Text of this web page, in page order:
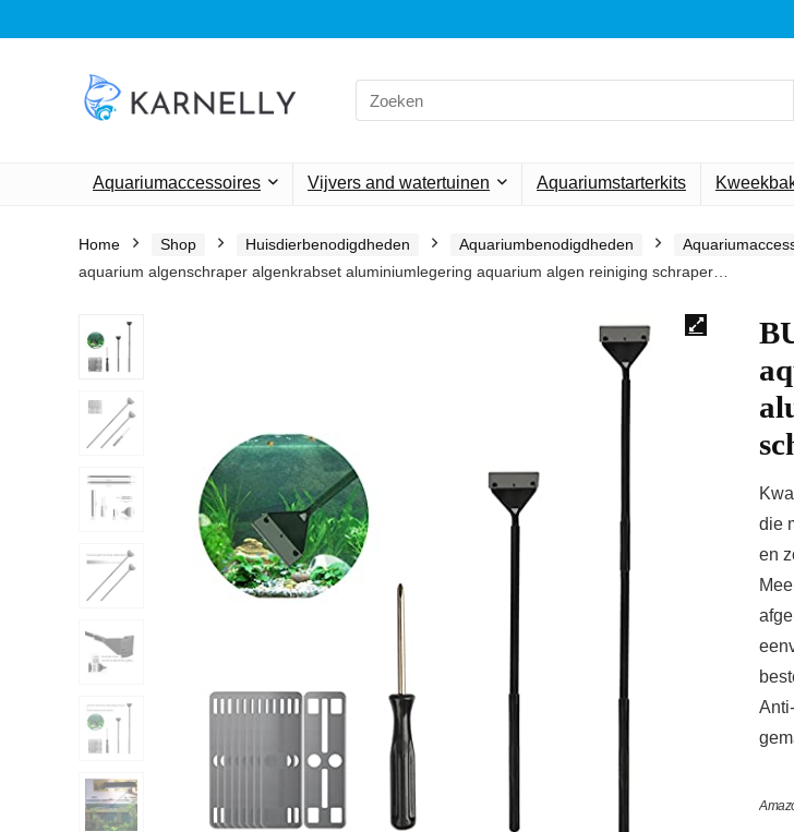
Search
for:
Aquariumaccessoires Vijvers and watertuinen Aquariumstarterkits
Home Shop Huisdierbenodigdheden Aquariumbenodigdheden
aquarium algenschraper algenkrabset aluminiumlegering aquarium algen reiniging schraper…
die
en